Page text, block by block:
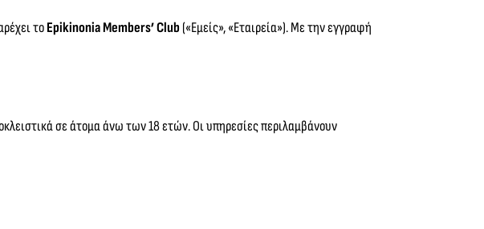
τοEpikinonia Members’ Club («Εμείς», «Εταιρεία»). Με την εγγραφή
σε άτομα άνω των 18 ετών. Οι υπηρεσίες περιλαμβάνουν